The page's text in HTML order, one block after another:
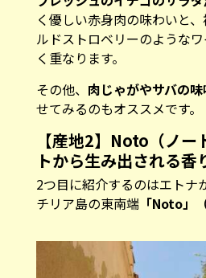
く優しい赤身肉の味わいと
ルドストロベリーのような
く重なります。
その他、 肉じゃがやサバの
せてみるのもオススメです。
【産地2】Noto（ノー
トから生み出される香
2つ目に紹介するのはエトナ
チリア島の東南端「Noto」